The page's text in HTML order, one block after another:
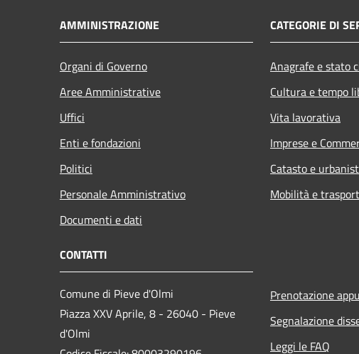
AMMINISTRAZIONE
Organi di Governo
Aree Amministrative
Uffici
Enti e fondazioni
Politici
Personale Amministrativo
Documenti e dati
CATEGORIE DI
Anagrafe e stato
Cultura e tempo
Vita lavorativa
Imprese e
Catasto e
Mobilità e
CONTATTI
Comune di Pieve d'Olmi
Piazza XXV Aprile, 8 - 26040 - Pieve
d'Olmi
Prenotazione
Segnalazione
Leggi le FAQ